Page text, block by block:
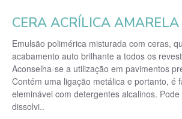
Emulsão polimérica misturada com ceras,
acabamento auto brilhante a todos os
Aconselha-se a utilização em pavimentos
Contém uma ligação metálica e portanto, é
eleminável com detergentes alcalinos.
dissolvi..